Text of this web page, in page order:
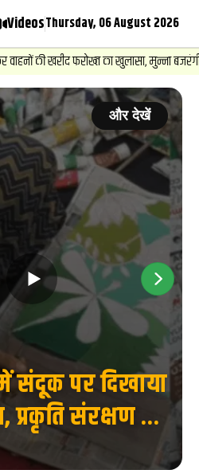
VideosThursday, 06 August 2026
फरोख्‍त का खुलासा, मुन्ना बजरंगी के गुर्गे
और देखें
संदूक पर दिखाया
संरक्षण का
संदेश...